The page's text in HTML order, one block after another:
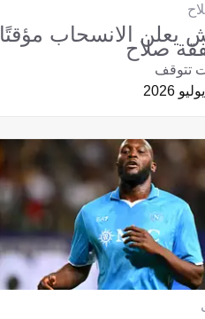
يعلن الانسحاب مؤقتًا
صلاح
تتوقف